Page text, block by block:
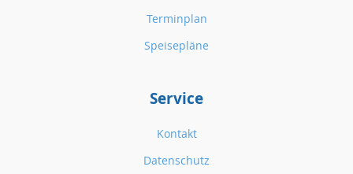
Terminplan
Speisepläne
Service
Kontakt
Datenschutz